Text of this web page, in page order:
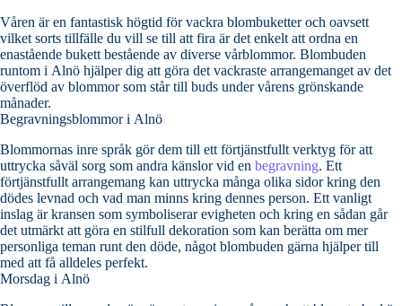
Våren är en fantastisk högtid för vackra blombuketter och oavsett
vilket sorts tillfälle du vill se till att fira är det enkelt att ordna en
enastående bukett bestående av diverse vårblommor. Blombuden
runtom i Alnö hjälper dig att göra det vackraste arrangemanget av det
överflöd av blommor som står till buds under vårens grönskande
månader.
Begravningsblommor i Alnö
Blommornas inre språk gör dem till ett förtjänstfullt verktyg för att
uttrycka såväl sorg som andra känslor vid en begravning. Ett
förtjänstfullt arrangemang kan uttrycka många olika sidor kring den
dödes levnad och vad man minns kring dennes person. Ett vanligt
inslag är kransen som symboliserar evigheten och kring en sådan går
det utmärkt att göra en stilfull dekoration som kan berätta om mer
personliga teman runt den döde, något blombuden gärna hjälper till
med att få alldeles perfekt.
Morsdag i Alnö